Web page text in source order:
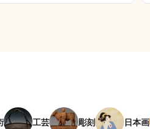
工芸 彫刻 日本画